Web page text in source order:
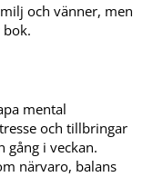
och vänner, men
bok.
mental
och tillbringar
i veckan.
närvaro, balans